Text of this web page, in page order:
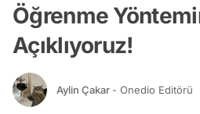
Öğrenme
Açıklıyoruz!
Aylin Çakar - Onedio Editörü